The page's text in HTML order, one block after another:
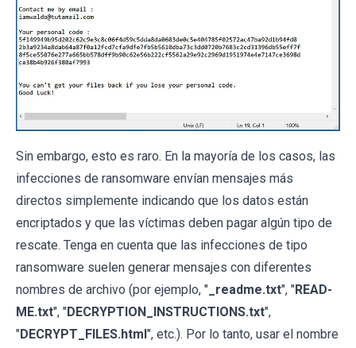
Sin embargo, esto es raro. En la mayoría de los casos, las
infecciones de ransomware envían mensajes más
directos simplemente indicando que los datos están
encriptados y que las víctimas deben pagar algún tipo de
rescate. Tenga en cuenta que las infecciones de tipo
ransomware suelen generar mensajes con diferentes
nombres de archivo (por ejemplo, " _readme.txt", "READ-
ME.txt", "DECRYPTION_INSTRUCTIONS.txt",
"DECRYPT_FILES.html", etc.). Por lo tanto, usar el nombre